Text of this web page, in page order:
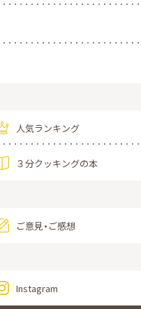
人気ランキング
３分クッキングの本
ご意見・ご感想
Instagram